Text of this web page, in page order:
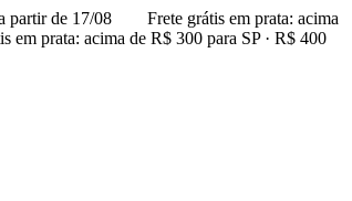
partir de 17/08
Frete grátis em prata: acima
em prata: acima de R$ 300 para SP · R$ 400